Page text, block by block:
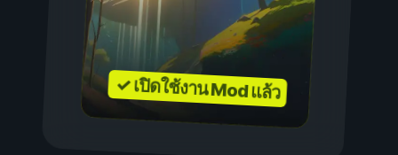
✓ เปิดใช้งาน Mod แล้ว